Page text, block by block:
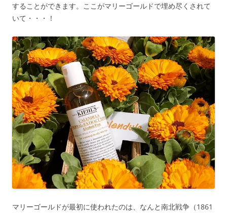
することができます。ここがマリーゴールドで埋め尽くされて
いて・・・！
マリーゴールドが最初に使われたのは、なんと南北戦争（1861